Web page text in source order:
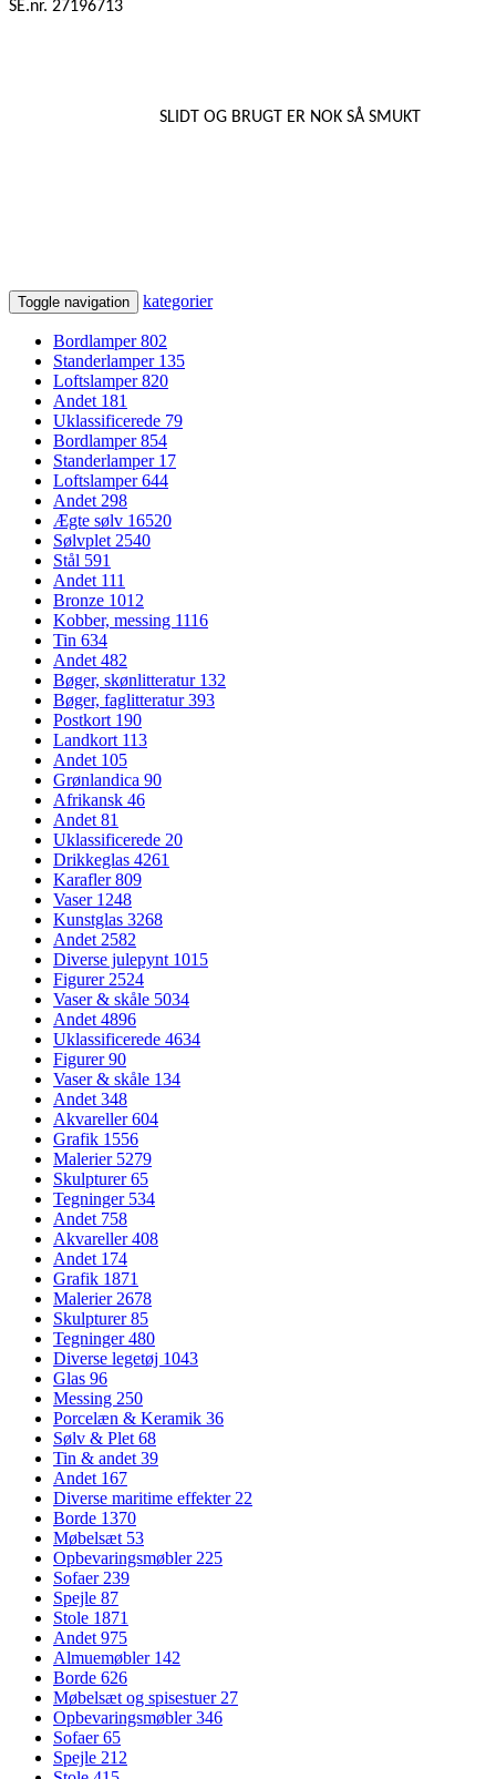
SE.nr. 27196713
SLIDT OG BRUGT ER NOK SÅ SMUKT
Toggle navigation kategorier
Bordlamper802
Standerlamper 135
Loftslamper820
Andet 181
Uklassificerede 79
Bordlamper854
Standerlamper 17
Loftslamper644
Andet 298
Ægte sølv 16520
Sølvplet 2540
Stål 591
Andet 111
Bronze 1012
Kobber, messing 1116
Tin 634
Andet 482
Bøger, skønlitteratur 132
Bøger, faglitteratur393
Postkort 190
Landkort 113
Andet 105
Grønlandica 90
Afrikansk 46
Andet 81
Uklassificerede 20
Drikkeglas 4261
Karafler809
Vaser 1248
Kunstglas 3268
Andet 2582
Diverse julepynt 1015
Figurer 2524
Vaser & skåle 5034
Andet 4896
Uklassificerede 4634
Figurer90
Vaser & skåle 134
Andet 348
Akvareller604
Grafik 1556
Malerier 5279
Skulpturer65
Tegninger 534
Andet 758
Akvareller408
Andet 174
Grafik 1871
Malerier 2678
Skulpturer85
Tegninger480
Diverse legetøj 1043
Glas 96
Messing 250
Porcelæn & Keramik 36
Sølv & Plet 68
Tin & andet 39
Andet 167
Diverse maritime effekter 22
Borde 1370
Møbelsæt 53
Opbevaringsmøbler 225
Sofaer 239
Spejle 87
Stole 1871
Andet 975
Almuemøbler 142
Borde 626
Møbelsæt og spisestuer 27
Opbevaringsmøbler346
Sofaer65
Spejle 212